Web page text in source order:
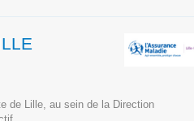
de Lille, au sein de la Direction